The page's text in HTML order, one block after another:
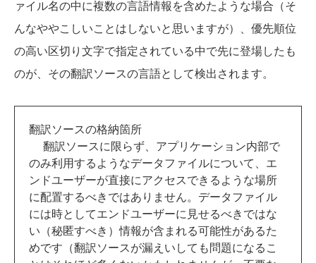
ァイル名の中に複数の言語情報を含めたような場合（そ
んなややこしいことはしないと思いますが）、優先順位
の高い区切り文字で指定されている中で先に登場したも
のが、その翻訳ソースの言語として検出されます。
翻訳ソースの格納箇所
翻訳ソースに限らず、アプリケーション内部で
のみ利用するようなデータファイルについて、エ
ンドユーザーが直接にアクセスできるような場所
に配置するべきではありません。データファイル
には時としてエンドユーザーに見せるべきではな
い（秘匿すべき）情報が含まれる可能性があるた
めです（翻訳ソースが漏えいしても問題になるこ